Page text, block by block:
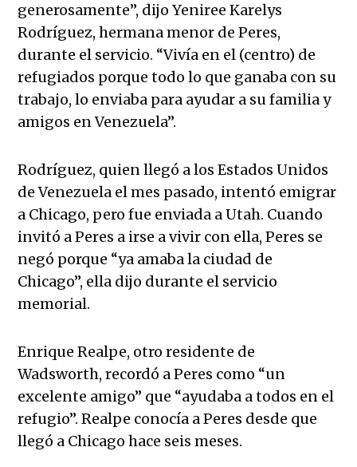
generosamente”, dijo Yeniree Karelys
Rodríguez, hermana menor de Peres,
durante el servicio. “Vivía en el (centro) de
refugiados porque todo lo que ganaba con su
trabajo, lo enviaba para ayudar a su familia y
amigos en Venezuela”.
Rodríguez, quien llegó a los Estados Unidos
de Venezuela el mes pasado, intentó emigrar
a Chicago, pero fue enviada a Utah. Cuando
invitó a Peres a irse a vivir con ella, Peres se
negó porque “ya amaba la ciudad de
Chicago”, ella dijo durante el servicio
memorial.
Enrique Realpe, otro residente de
Wadsworth, recordó a Peres como “un
excelente amigo” que “ayudaba a todos en el
refugio”. Realpe conocía a Peres desde que
llegó a Chicago hace seis meses.